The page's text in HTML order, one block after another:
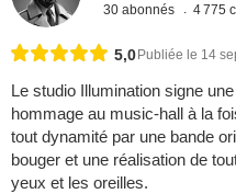
30 abonnés 4 775
5,0 Publiée le 14
Le studio Illumination signe
hommage au music-hall à la
tout dynamité par une bande
bouger et une réalisation de
yeux et les oreilles.